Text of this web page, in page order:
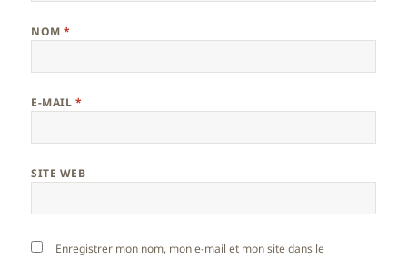
NOM*
E-MAIL *
SITE WEB
Enregistrer mon nom, mon e-mail et mon site dans le